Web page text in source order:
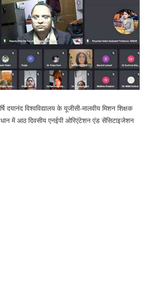
दयानंद विश्वविद्यालय के यूजीसी-मालवीय मिशन शिक्षक
में आठ दिवसीय एनईपी ओरिएंटेशन एंड सेंसिटाइजेशन